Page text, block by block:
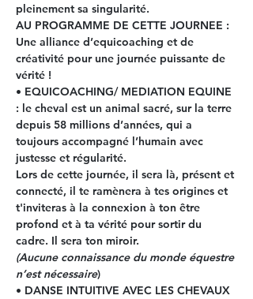
pleinement sa singularité.
AU PROGRAMME DE CETTE JOURNEE :
Une alliance d’equicoaching et de
créativité pour une journée puissante de
vérité !
• EQUICOACHING/ MEDIATION EQUINE
: le cheval est un animal sacré, sur la terre
depuis 58 millions d’années, qui a
toujours accompagné l’humain avec
justesse et régularité.
Lors de cette journée, il sera là, présent et
connecté, il te ramènera à tes origines et
t'inviteras à la connexion à ton être
profond et à ta vérité pour sortir du
cadre. Il sera ton miroir.
(Aucune connaissance du monde équestre
n’est nécessaire)
• DANSE INTUITIVE AVEC LES CHEVAUX